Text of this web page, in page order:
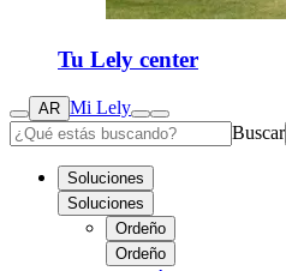
Tu Lely center
AR Mi Lely
Buscar
Soluciones
Soluciones
Ordeño
Ordeño